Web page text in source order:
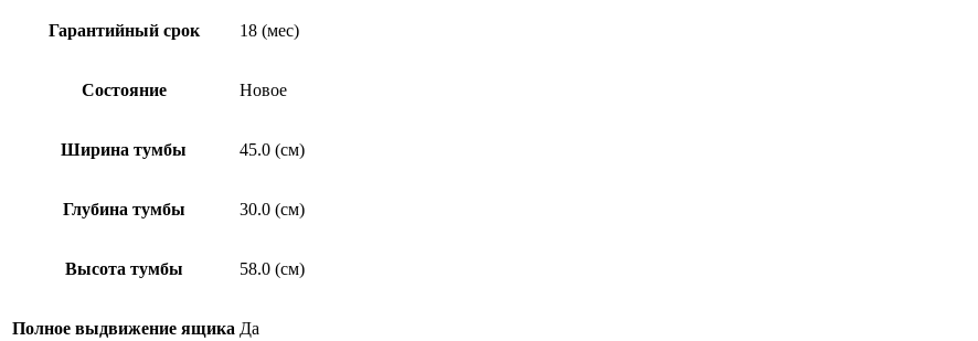
Гарантийный срок 18 (мес)
Состояние Новое
Ширина тумбы 45.0 (см)
Глубина тумбы 30.0 (см)
Высота тумбы 58.0 (см)
Полное выдвижение ящика Да